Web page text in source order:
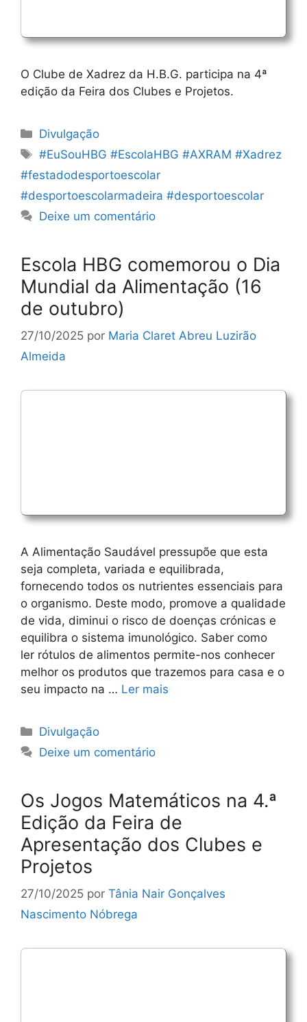
O Clube de Xadrez da H.B.G. participa na 4ª
edição da Feira dos Clubes e Projetos.
Categorias
Divulgação
Etiquetas
#EuSouHBG #EscolaHBG #AXRAM #Xadrez
#festadodesportoescolar
#desportoescolarmadeira #desportoescolar
Deixe um comentário
Escola HBG comemorou o Dia
Mundial da Alimentação (16
de outubro)
27/10/2025 por Maria Claret Abreu Luzirão
Almeida
A Alimentação Saudável pressupõe que esta
seja completa, variada e equilibrada,
fornecendo todos os nutrientes essenciais para
o organismo. Deste modo, promove a qualidade
de vida, diminui o risco de doenças crónicas e
equilibra o sistema imunológico. Saber como
ler rótulos de alimentos permite-nos conhecer
melhor os produtos que trazemos para casa e o
seu impacto na … Ler mais
Categorias
Divulgação
Deixe um comentário
Os Jogos Matemáticos na 4.ª
Edição da Feira de
Apresentação dos Clubes e
Projetos
27/10/2025 por Tânia Nair Gonçalves
Nascimento Nóbrega